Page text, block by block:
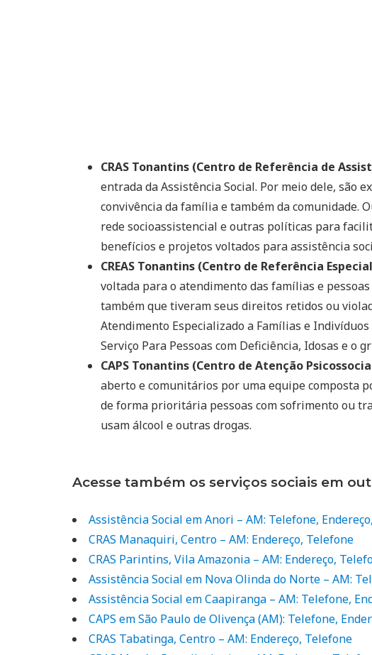
CRAS Tonantins (Centro de Referência de
entrada da Assistência Social. Por meio dele, são
convivência da família e também da comunidade.
rede socioassistencial e outras políticas para
benefícios e projetos voltados para assistência
CREAS Tonantins (Centro de Referência
voltada para o atendimento das famílias e
também que tiveram seus direitos retidos ou
Atendimento Especializado a Famílias e Indivíduos
Serviço Para Pessoas com Deficiência, Idosas e o
CAPS Tonantins (Centro de Atenção
aberto e comunitários por uma equipe composta
de forma prioritária pessoas com sofrimento ou
usam álcool e outras drogas.
Acesse também os serviços sociais em
Assistência Social em Anori – AM: Telefone, Endereço,
CRAS Manaquiri, Centro – AM: Endereço, Telefone
CRAS Parintins, Vila Amazonia – AM: Endereço,
Assistência Social em Nova Olinda do Norte – AM:
Assistência Social em Caapiranga – AM: Telefone,
CAPS em São Paulo de Olivença (AM): Telefone,
CRAS Tabatinga, Centro – AM: Endereço, Telefone